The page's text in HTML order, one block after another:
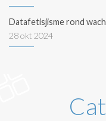
Datafetisjisme rond
28 okt 2024